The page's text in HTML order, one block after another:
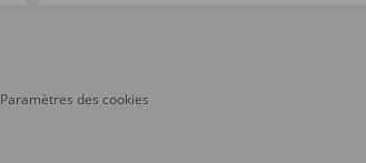
Paramètres des cookies